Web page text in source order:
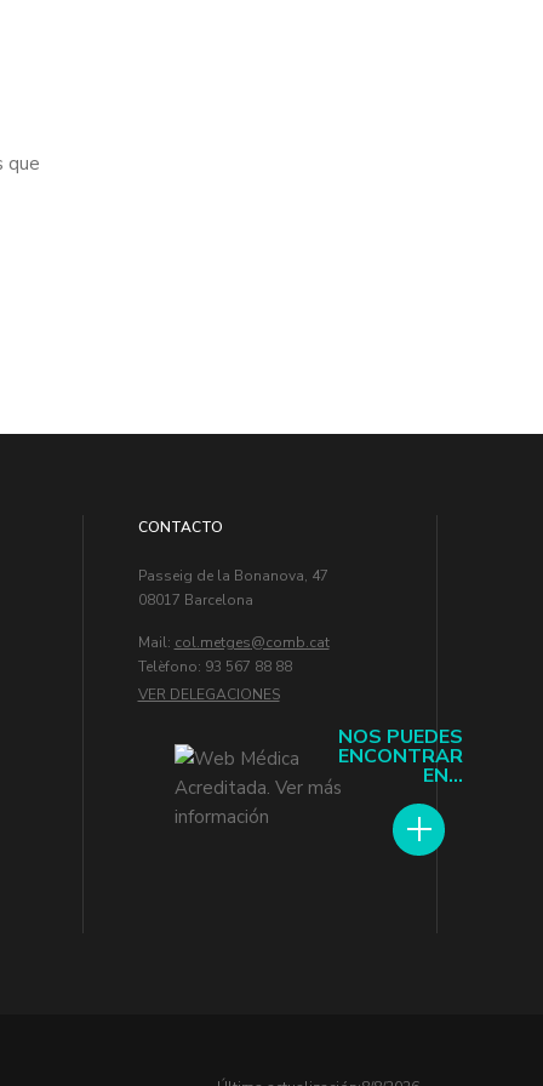
que
NOS PUEDES
ENCONTRAR
EN...
CONTACTO
Passeig de la Bonanova, 47
08017 Barcelona
Mail: col.metges
Telèfono: 93 567 88 88
VER DELEGACIONES